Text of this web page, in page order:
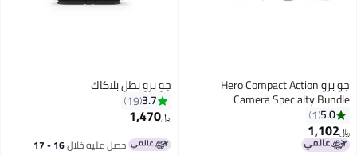
جو برو Hero Compact Action
Camera Specialty Bundle
5.0
1
﷼‏1,102
جو برو بطل بلاكاك
3.7
19
﷼‏1,470
احصل عليه خلال 16 - 17